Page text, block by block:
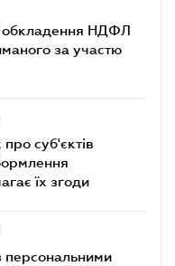
обкладення НДФЛ
за участю
суб'єктів
їх згоди
персональними